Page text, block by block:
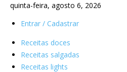
quinta-feira, agosto 6, 2026
Entrar / Cadastrar
Receitas doces
Receitas salgadas
Receitas lights